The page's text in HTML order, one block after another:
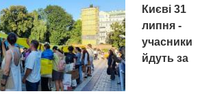
Києві 31
липня -
учасники
йдуть за